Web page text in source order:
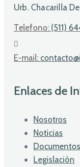
Urb. Chacarilla
Telefono: (511)
E-mail:
Enlaces de
Nosotros
Noticias
Documentos
Legislación